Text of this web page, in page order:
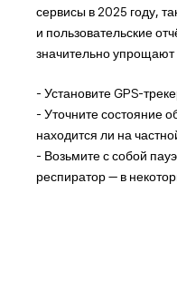
сервисы в 2025 году,
и пользовательские
значительно
- Установите GPS-
- Уточните состояние
находится ли на
- Возьмите с собой
респиратор — в